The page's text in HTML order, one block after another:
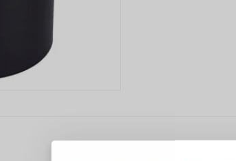
vytvořit účet